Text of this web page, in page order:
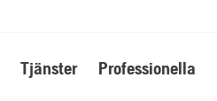
Tjänster Professionella